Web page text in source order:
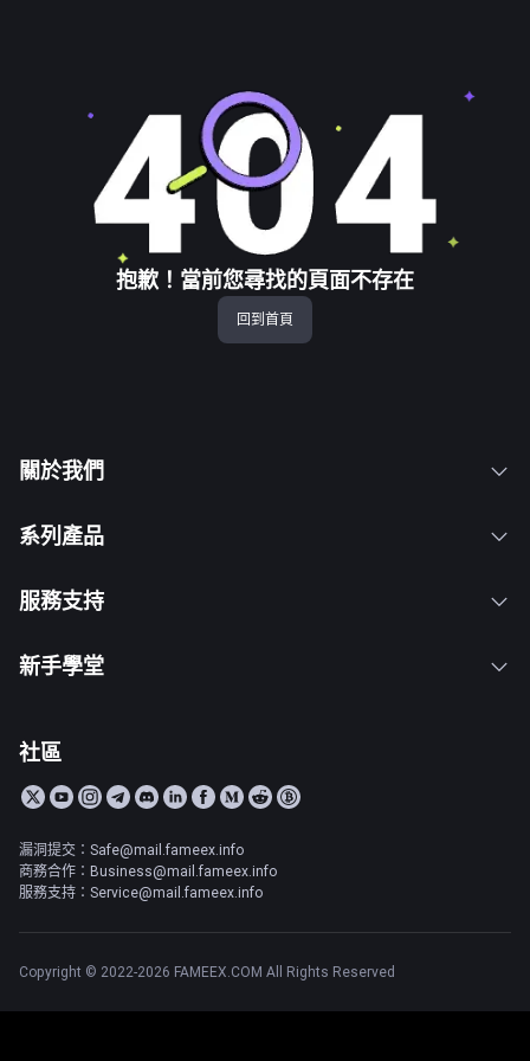
抱歉！當前您尋找的頁面不存在
回到首頁
關於我們
系列產品
服務支持
新手學堂
社區
漏洞提交：Safe@mail.fameex.info
商務合作：Business@mail.fameex.info
服務支持：Service@mail.fameex.info
Copyright © 2022-2026 FAMEEX.COM All Rights Reserved